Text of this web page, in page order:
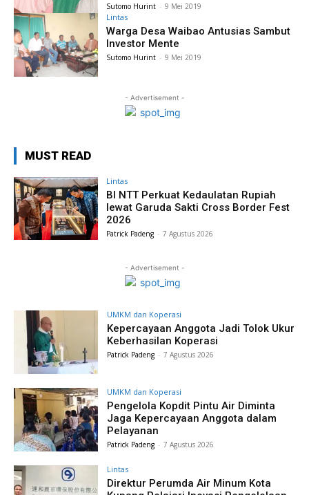
Sutomo Hurint - 9 Mei 2019
Lintas
Warga Desa Waibao Antusias Sambut
Investor Mente
Sutomo Hurint - 9 Mei 2019
- Advertisement -
MUST READ
Lintas
BI NTT Perkuat Kedaulatan Rupiah
lewat Garuda Sakti Cross Border Fest
2026
Patrick Padeng - 7 Agustus 2026
- Advertisement -
UMKM dan Koperasi
Kepercayaan Anggota Jadi Tolok Ukur
Keberhasilan Koperasi
Patrick Padeng - 7 Agustus 2026
UMKM dan Koperasi
Pengelola Kopdit Pintu Air Diminta
Jaga Kepercayaan Anggota dalam
Pelayanan
Patrick Padeng - 7 Agustus 2026
Lintas
Direktur Perumda Air Minum Kota